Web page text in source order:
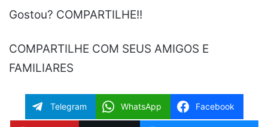
Gostou? COMPARTILHE!!
COMPARTILHE COM SEUS AMIGOS E
FAMILIARES
Telegram WhatsApp Facebook